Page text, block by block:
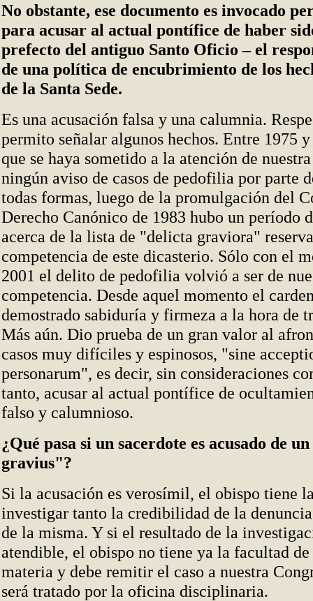
No obstante, ese documento es invocado
para acusar al actual pontífice de haber
prefecto del antiguo Santo Oficio – el
de una política de encubrimiento de los
de la Santa Sede.
Es una acusación falsa y una calumnia.
permito señalar algunos hechos. Entre 1975
que se haya sometido a la atención de
ningún aviso de casos de pedofilia por parte
todas formas, luego de la promulgación del
Derecho Canónico de 1983 hubo un período
acerca de la lista de "delicta graviora"
competencia de este dicasterio. Sólo con el
2001 el delito de pedofilia volvió a ser de
competencia. Desde aquel momento el
demostrado sabiduría y firmeza a la hora de
Más aún. Dio prueba de un gran valor al
casos muy difíciles y espinosos, "sine
personarum", es decir, sin consideraciones
tanto, acusar al actual pontífice de
falso y calumnioso.
¿Qué pasa si un sacerdote es acusado de
gravius"?
Si la acusación es verosímil, el obispo tiene
investigar tanto la credibilidad de la
de la misma. Y si el resultado de la
atendible, el obispo no tiene ya la facultad
materia y debe remitir el caso a nuestra
será tratado por la oficina disciplinaria.